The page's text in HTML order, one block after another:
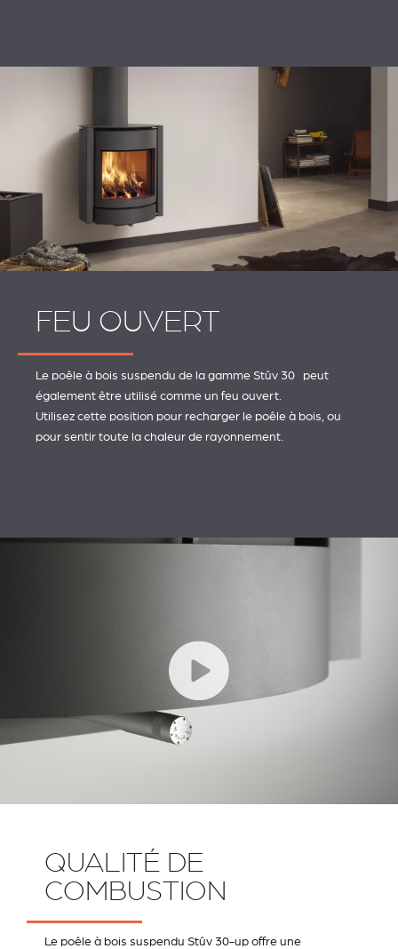
FEU OUVERT
Le poêle à bois suspendu de la gamme Stûv 30 peut
également être utilisé comme un feu ouvert.
Utilisez cette position pour recharger le poêle à bois, ou
pour sentir toute la chaleur de rayonnement.
QUALITÉ DE
COMBUSTION
Le poêle à bois suspendu Stûv 30-up offre une